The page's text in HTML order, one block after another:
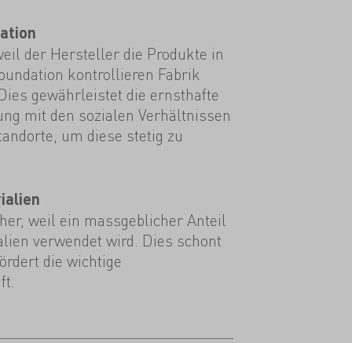
der Hersteller die Produkte in
kontrollieren Fabrik
gewährleistet die ernsthafte
mit den sozialen Verhältnissen
um diese stetig zu
weil ein massgeblicher Anteil
verwendet wird. Dies schont
die wichtige